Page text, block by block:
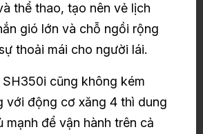
thể thao, tạo nên vẻ lịch
gió lớn và chỗ ngồi rộng
thoải mái cho người lái.
cũng không kém
với động cơ xăng 4 thì dung
để vận hành trên cả